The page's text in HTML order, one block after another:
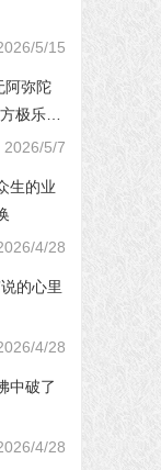
5/15
阿弥陀
极乐世
2026/5/7
生的业
4/28
的心里
4/28
中破了
4/28